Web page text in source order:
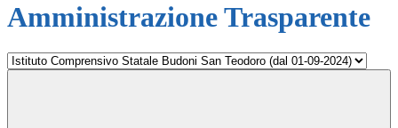
Amministrazione Trasparente